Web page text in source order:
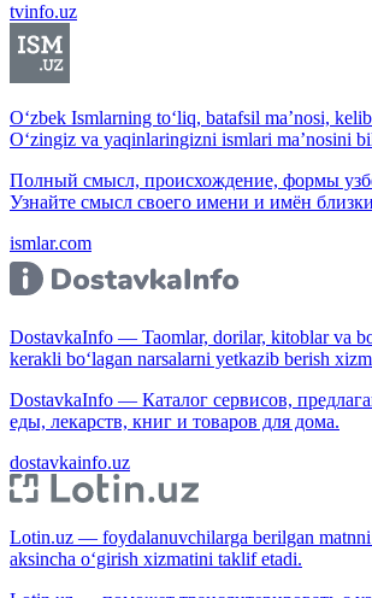
tvinfo.uz
O‘zbek Ismlarning to‘liq, batafsil ma’nosi,
O‘zingiz va yaqinlaringizni ismlari ma’nosini
Полный смысл, происхождение, формы
Узнайте смысл своего имени и имён
ismlar.com
DostavkaInfo — Taomlar, dorilar, kitoblar va
kerakli bo‘lagan narsalarni yetkazib berish
DostavkaInfo — Каталог сервисов,
еды, лекарств, книг и товаров для дома.
dostavkainfo.uz
Lotin.uz — foydalanuvchilarga berilgan
aksincha o‘girish xizmatini taklif etadi.